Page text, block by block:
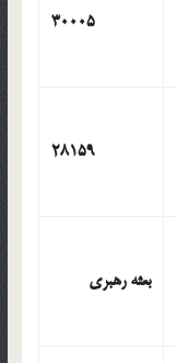
30005
28159
بعثه رهبری